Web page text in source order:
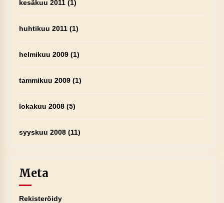
kesäkuu 2011(1)
huhtikuu 2011(1)
helmikuu 2009(1)
tammikuu 2009(1)
lokakuu 2008(5)
syyskuu 2008(11)
Meta
Rekisteröidy